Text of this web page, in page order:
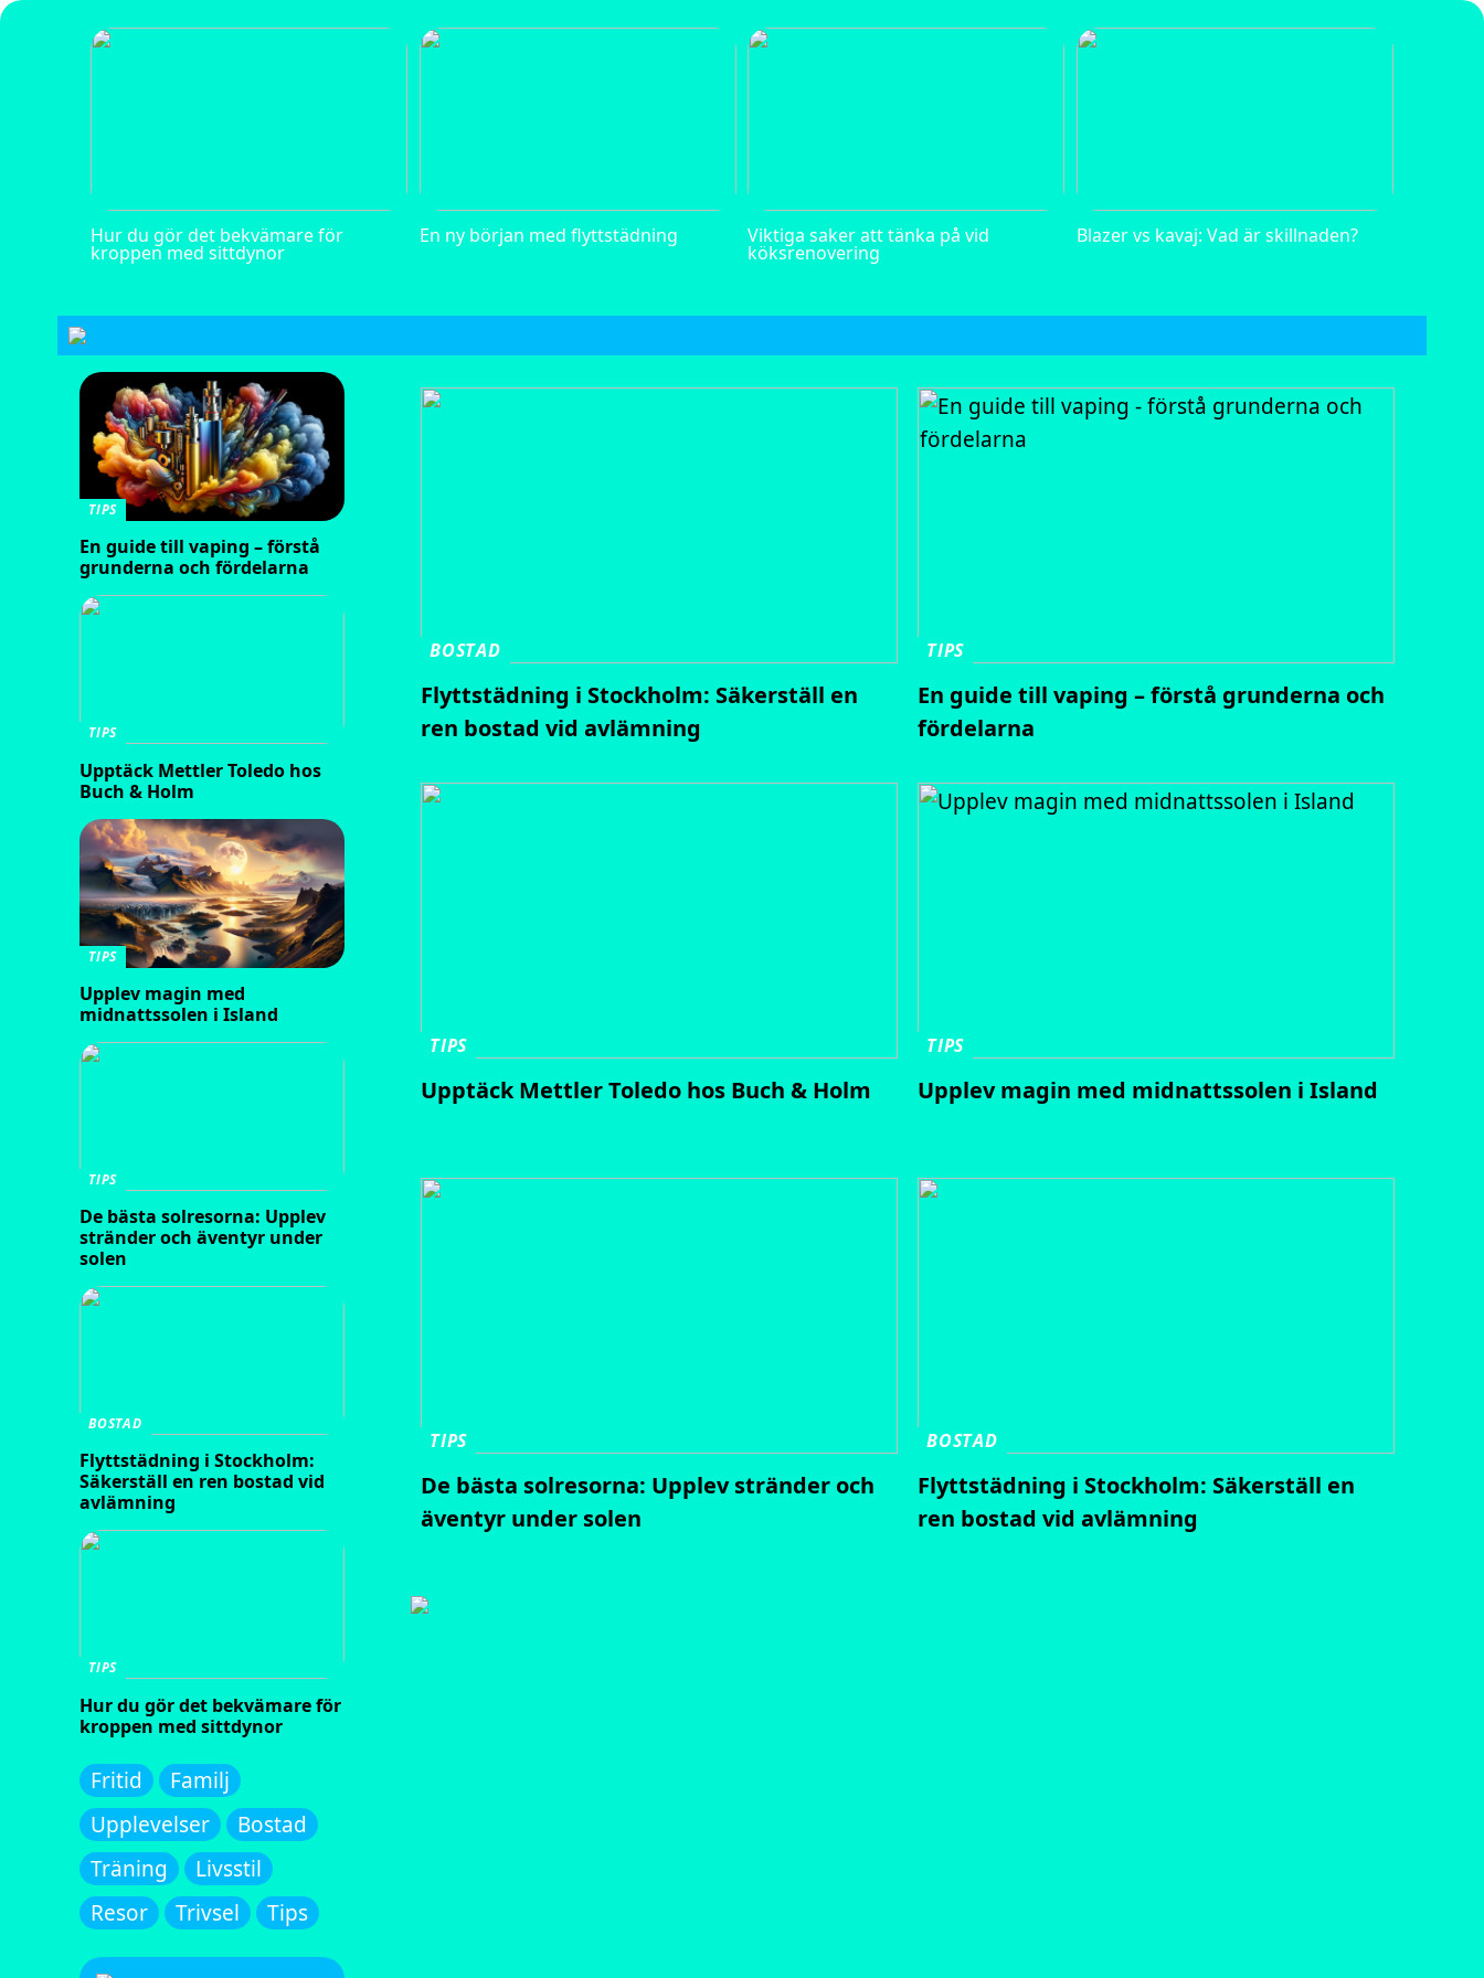
Hur du gör det bekvämare för
kroppen med sittdynor
En ny början med flyttstädning Viktiga saker att tänka på vid
köksrenovering
Blazer vs kavaj: Vad är skillnaden?
BOSTAD
Flyttstädning i Stockholm: Säkerställ en
ren bostad vid avlämning
TIPS
En guide till vaping – förstå grunderna och
fördelarna
TIPS
Upptäck Mettler Toledo hos Buch & Holm
TIPS
Upplev magin med midnattssolen i Island
TIPS
De bästa solresorna: Upplev stränder och
äventyr under solen
BOSTAD
Flyttstädning i Stockholm: Säkerställ en
ren bostad vid avlämning
TIPS
En guide till vaping – förstå
grunderna och fördelarna
TIPS
Upptäck Mettler Toledo hos
Buch & Holm
TIPS
Upplev magin med
midnattssolen i Island
TIPS
De bästa solresorna: Upplev
stränder och äventyr under
solen
BOSTAD
Flyttstädning i Stockholm:
Säkerställ en ren bostad vid
avlämning
TIPS
Hur du gör det bekvämare för
kroppen med sittdynor
Fritid
Familj
Upplevelser
Bostad
Träning
Livsstil
Resor
Trivsel Tips